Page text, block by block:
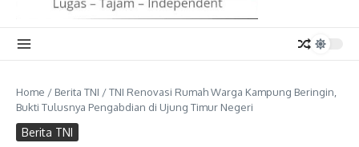
Home / Berita TNI /TNI Renovasi Rumah Warga Kampung Beringin,
Bukti Tulusnya Pengabdian di Ujung Timur Negeri
Berita TNI